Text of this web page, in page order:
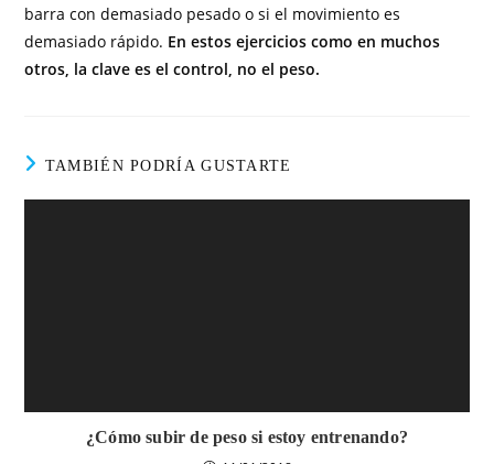
barra con demasiado pesado o si el movimiento es
demasiado rápido. En estos ejercicios como en muchos
otros, la clave es el control, no el peso.
TAMBIÉN PODRÍA GUSTARTE
¿Cómo subir de peso si estoy entrenando?